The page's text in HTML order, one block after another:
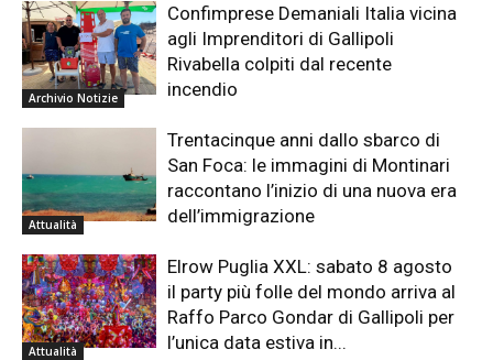
Archivio Notizie
Confimprese Demaniali Italia vicina
agli Imprenditori di Gallipoli
Rivabella colpiti dal recente
incendio
Attualità
Trentacinque anni dallo sbarco di
San Foca: le immagini di Montinari
raccontano l’inizio di una nuova era
dell’immigrazione
Attualità
Elrow Puglia XXL: sabato 8 agosto
il party più folle del mondo arriva al
Raffo Parco Gondar di Gallipoli per
l’unica data estiva in...